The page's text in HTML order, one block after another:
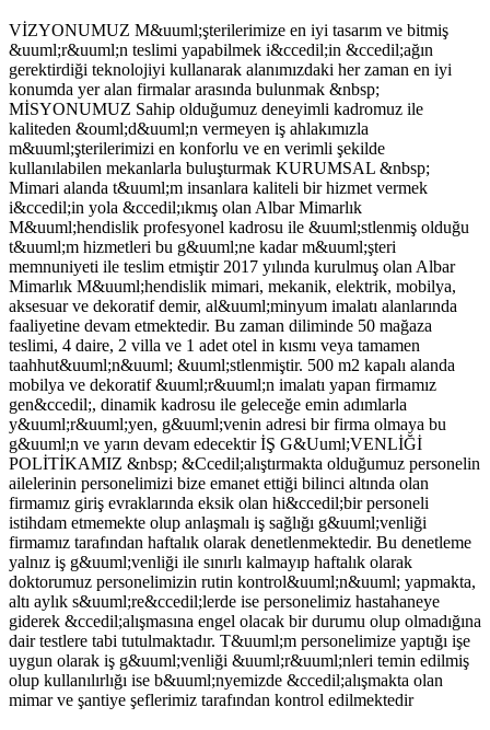
VİZYONUMUZ M&uuml;şterilerimize en iyi tasarım ve bitmiş
&uuml;r&uuml;n teslimi yapabilmek i&ccedil;in &ccedil;ağın
gerektirdiği teknolojiyi kullanarak alanımızdaki her zaman en iyi
konumda yer alan firmalar arasında bulunmak &nbsp;
MİSYONUMUZ Sahip olduğumuz deneyimli kadromuz ile
kaliteden &ouml;d&uuml;n vermeyen iş ahlakımızla
m&uuml;şterilerimizi en konforlu ve en verimli şekilde
kullanılabilen mekanlarla buluşturmak KURUMSAL &nbsp;
Mimari alanda t&uuml;m insanlara kaliteli bir hizmet vermek
i&ccedil;in yola &ccedil;ıkmış olan Albar Mimarlık
M&uuml;hendislik profesyonel kadrosu ile &uuml;stlenmiş olduğu
t&uuml;m hizmetleri bu g&uuml;ne kadar m&uuml;şteri
memnuniyeti ile teslim etmiştir 2017 yılında kurulmuş olan Albar
Mimarlık M&uuml;hendislik mimari, mekanik, elektrik, mobilya,
aksesuar ve dekoratif demir, al&uuml;minyum imalatı alanlarında
faaliyetine devam etmektedir. Bu zaman diliminde 50 mağaza
teslimi, 4 daire, 2 villa ve 1 adet otel in kısmı veya tamamen
taahhut&uuml;n&uuml; &uuml;stlenmiştir. 500 m2 kapalı alanda
mobilya ve dekoratif &uuml;r&uuml;n imalatı yapan firmamız
gen&ccedil;, dinamik kadrosu ile geleceğe emin adımlarla
y&uuml;r&uuml;yen, g&uuml;venin adresi bir firma olmaya bu
g&uuml;n ve yarın devam edecektir İŞ G&Uuml;VENLİĞİ
POLİTİKAMIZ &nbsp; &Ccedil;alıştırmakta olduğumuz personelin
ailelerinin personelimizi bize emanet ettiği bilinci altında olan
firmamız giriş evraklarında eksik olan hi&ccedil;bir personeli
istihdam etmemekte olup anlaşmalı iş sağlığı g&uuml;venliği
firmamız tarafından haftalık olarak denetlenmektedir. Bu denetleme
yalnız iş g&uuml;venliği ile sınırlı kalmayıp haftalık olarak
doktorumuz personelimizin rutin kontrol&uuml;n&uuml; yapmakta,
altı aylık s&uuml;re&ccedil;lerde ise personelimiz hastahaneye
giderek &ccedil;alışmasına engel olacak bir durumu olup olmadığına
dair testlere tabi tutulmaktadır. T&uuml;m personelimize yaptığı işe
uygun olarak iş g&uuml;venliği &uuml;r&uuml;nleri temin edilmiş
olup kullanılırlığı ise b&uuml;nyemizde &ccedil;alışmakta olan
mimar ve şantiye şeflerimiz tarafından kontrol edilmektedir